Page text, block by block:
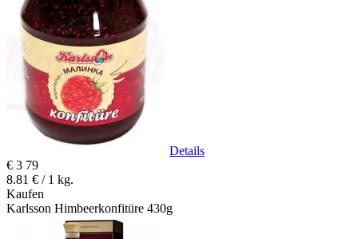
Details
€ 3 79
8.81 € / 1 kg.
Kaufen
Karlsson Himbeerkonfitüre 430g